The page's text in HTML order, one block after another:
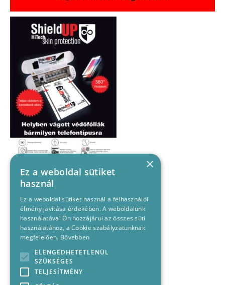
×
Ez a weboldal sütiket
használ
Ez a weboldal sütiket használ a felhasználói
élmény javítása érdekében. A weboldalunk
használatával Ön hozzájárul az összes süti
használatához, a Cookie szabályzatunknak
megfelelően. Bővebben
ELENGEDHETETLENÜL
SZÜKSÉGES
TELJESÍTMÉNY